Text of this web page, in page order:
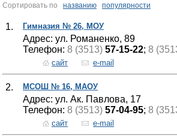
Сортировать по названию популярности
1. Гимназия № 26, МОУ
Адрес: ул. Романенко, 89
Телефон: 8 (3513) 57-15-22; 8
сайт e-mail
2. МСОШ № 16, МАОУ
Адрес: ул. Ак. Павлова, 17
Телефон: 8 (3513) 57-04-95; 8
сайт e-mail